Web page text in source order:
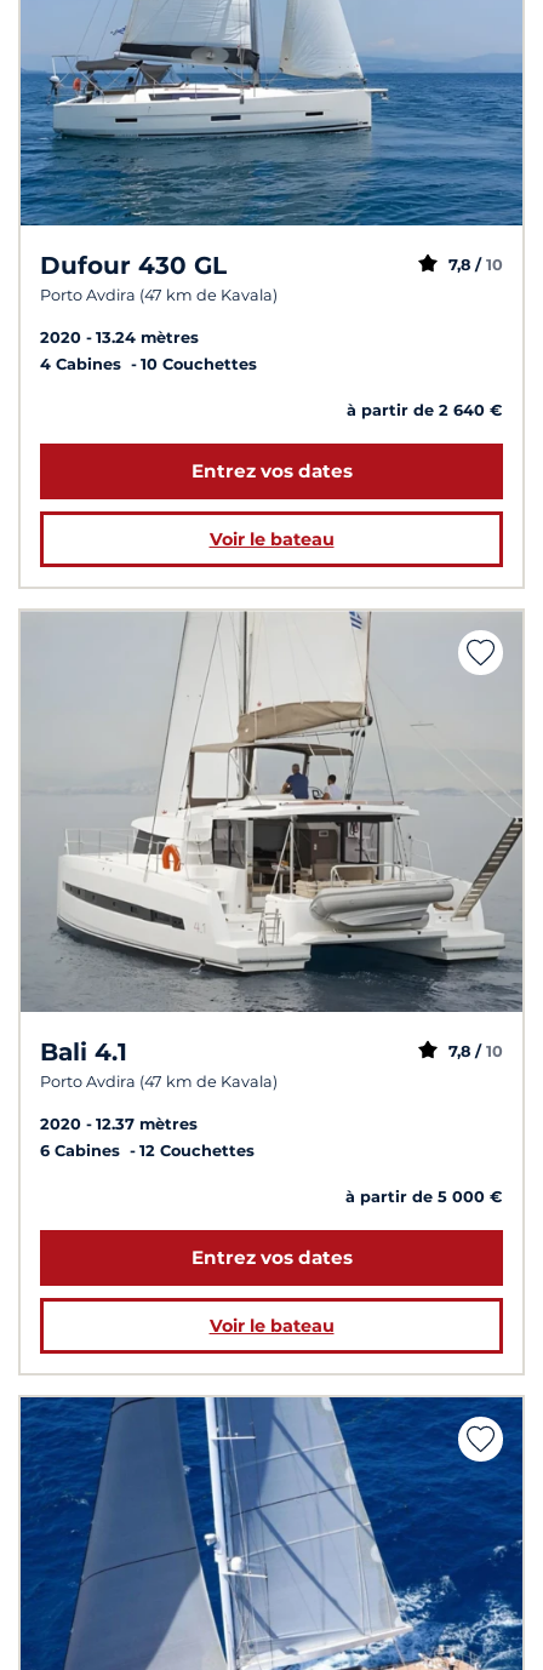
Dufour 430 GL
Porto Avdira (47 km de Kavala)
7,8 / 10
2020
13.24 mètres
4 Cabines
10 Couchettes
à partir de 2 640 €
Entrez vos dates
Voir le bateau
Bali 4.1
Porto Avdira (47 km de Kavala)
7,8 / 10
2020
12.37 mètres
6 Cabines
12 Couchettes
à partir de 5 000 €
Entrez vos dates
Voir le bateau